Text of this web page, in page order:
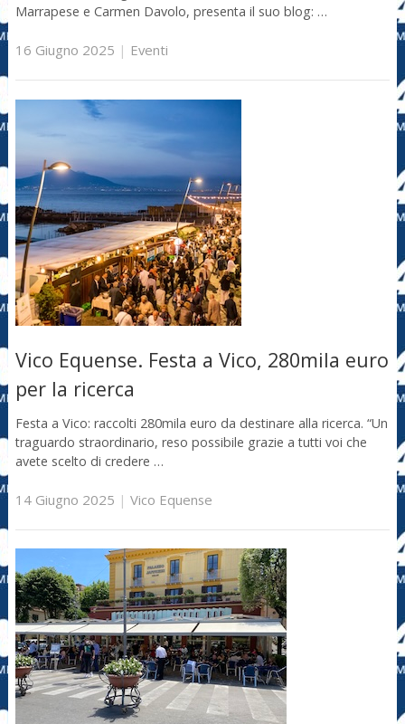
Marrapese e Carmen Davolo, presenta il suo blog: …
16 Giugno 2025 | Eventi
Vico Equense. Festa a Vico, 280mila euro
per la ricerca
Festa a Vico: raccolti 280mila euro da destinare alla ricerca. “Un
traguardo straordinario, reso possibile grazie a tutti voi che
avete scelto di credere …
14 Giugno 2025 | Vico Equense